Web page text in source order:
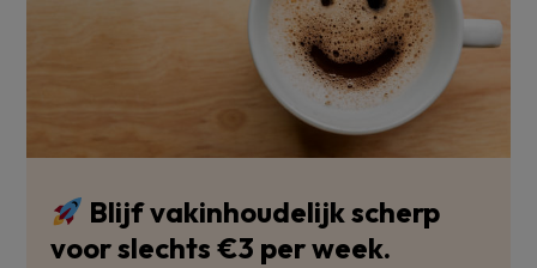
Blijf vakinhoudelijk scherp
voor slechts €3 per week.